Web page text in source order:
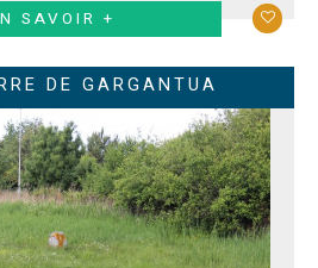
SAVOIR +
DE GARGANTUA